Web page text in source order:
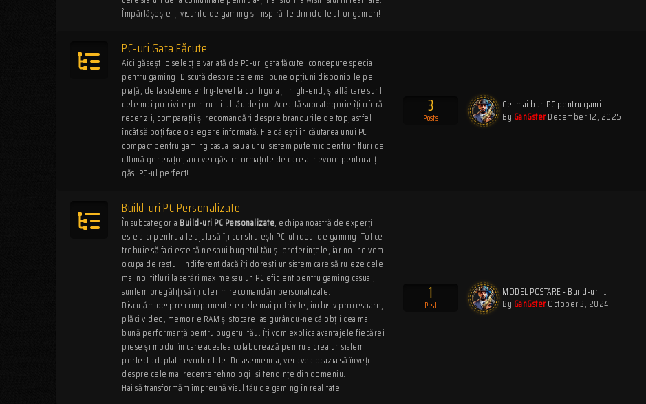
Împărtășește-ți visurile de gaming și inspiră-te din ideile altor gameri!
PC-uri Gata Făcute
Aici găsești o selecție variată de PC-uri gata făcute, concepute special
pentru gaming! Discută despre cele mai bune opțiuni disponibile pe
piață, de la sisteme entry-level la configurații high-end, și află care sunt
cele mai potrivite pentru stilul tău de joc. Această subcategorie îți oferă
recenzii, comparații și recomandări despre brandurile de top, astfel
încât să poți face o alegere informată. Fie că ești în căutarea unui PC
compact pentru gaming casual sau a unui sistem puternic pentru titluri de
ultimă generație, aici vei găsi informațiile de care ai nevoie pentru a-ți
găsi PC-ul perfect!
3
Posts
Cel mai bun PC pentru gami…
By GanGsterDecember 12, 2025
Build-uri PC Personalizate
În subcategoria Build-uri PC Personalizate, echipa noastră de experți
este aici pentru a te ajuta să îți construiești PC-ul ideal de gaming! Tot ce
trebuie să faci este să ne spui bugetul tău și preferințele, iar noi ne vom
ocupa de restul. Indiferent dacă îți dorești un sistem care să ruleze cele
mai noi titluri la setări maxime sau un PC eficient pentru gaming casual,
suntem pregătiți să îți oferim recomandări personalizate.
Discutăm despre componentele cele mai potrivite, inclusiv procesoare,
plăci video, memorie RAM și stocare, asigurându-ne că obții cea mai
bună performanță pentru bugetul tău. Îți vom explica avantajele fiecărei
piese și modul în care acestea colaborează pentru a crea un sistem
perfect adaptat nevoilor tale. De asemenea, vei avea ocazia să înveți
despre cele mai recente tehnologii și tendințe din domeniu.
Hai să transformăm împreună visul tău de gaming în realitate!
1
Post
MODEL POSTARE - Build-uri …
By GanGsterOctober 3, 2024